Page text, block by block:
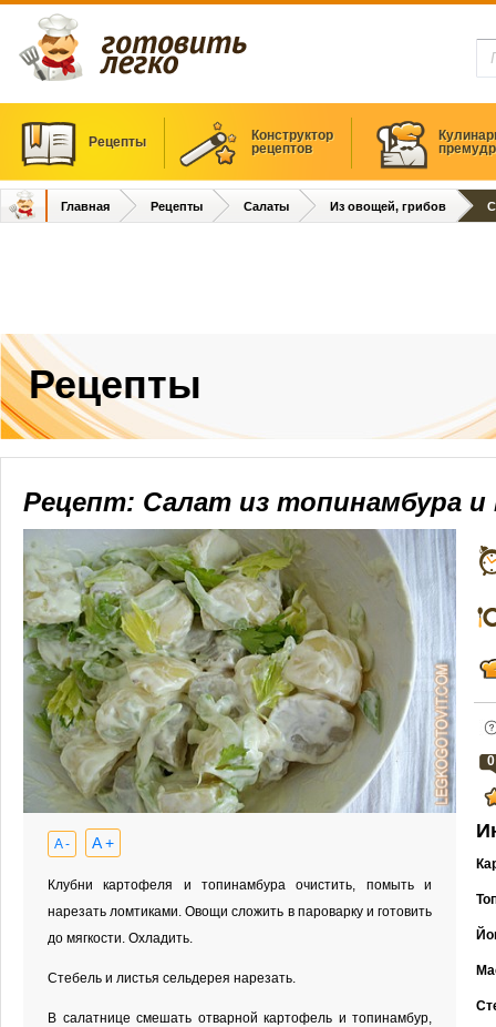
Рецепты
Конструктор
рецептов
Главная Рецепты Салаты Из овощей, грибов
Рецепты
Рецепт: Салат из топинамбура
A - A +
Клубни картофеля и топинамбура очистить, помыть и
нарезать ломтиками. Овощи сложить в пароварку и готовить
до мягкости. Охладить.
Стебель и листья сельдерея нарезать.
В салатнице смешать отварной картофель и топинамбур,
0